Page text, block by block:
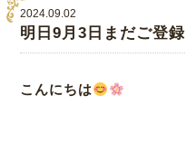
2024.09.02
明日9月3日まだご登
こんにちは